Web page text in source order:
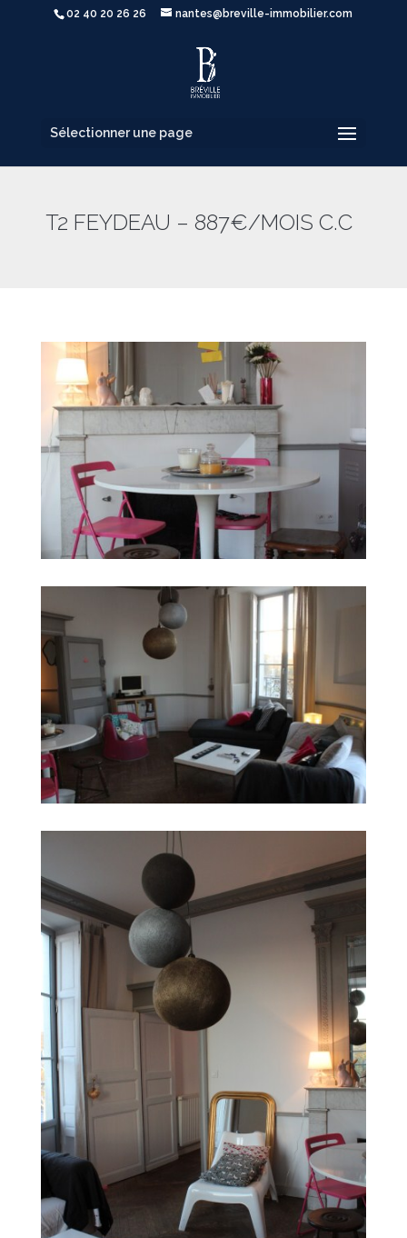
02 40 20 26 26 nantes@breville-immobilier.com
Sélectionner une page
T2 FEYDEAU – 887€/MOIS C.C